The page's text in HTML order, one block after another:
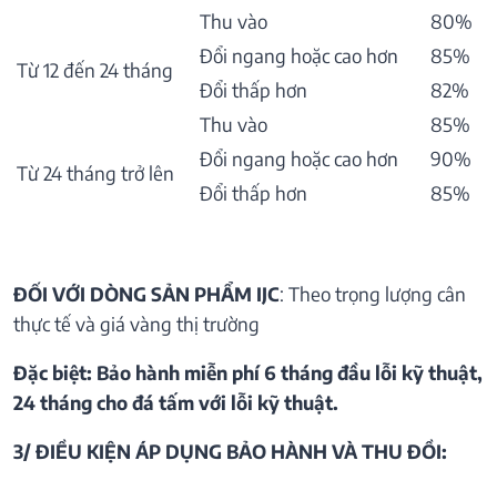
Từ 12 đến 24 tháng
Thu vào
80%
Đổi ngang hoặc cao hơn
85%
Đổi thấp hơn
82%
Từ 24 tháng trở lên
Thu vào
85%
Đổi ngang hoặc cao hơn
90%
Đổi thấp hơn
85%
ĐỐI VỚI DÒNG SẢN PHẨM IJC: Theo trọng lượng cân
thực tế và giá vàng thị trường
Đặc biệt: Bảo hành miễn phí 6 tháng đầu lỗi kỹ thuật,
24 tháng cho đá tấm với lỗi kỹ thuật.
3/ ĐIỀU KIỆN ÁP DỤNG BẢO HÀNH VÀ THU ĐỒI: